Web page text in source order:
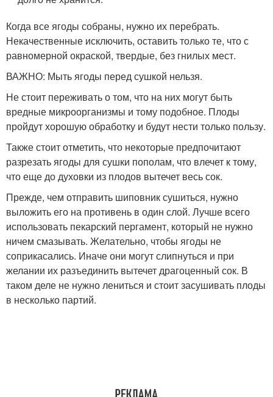
Когда все ягоды собраны, нужно их перебрать.
Некачественные исключить, оставить только те, что с
равномерной окраской, твердые, без гнилых мест.
ВАЖНО: Мыть ягоды перед сушкой нельзя.
Не стоит переживать о том, что на них могут быть
вредные микроорганизмы и тому подобное. Плоды
пройдут хорошую обработку и будут нести только пользу.
Также стоит отметить, что некоторые предпочитают
разрезать ягоды для сушки пополам, что влечет к тому,
что еще до духовки из плодов вытечет весь сок.
Прежде, чем отправить шиповник сушиться, нужно
выложить его на противень в один слой. Лучше всего
использовать пекарский пергамент, который не нужно
ничем смазывать. Желательно, чтобы ягоды не
соприкасались. Иначе они могут слипнуться и при
желании их разъединить вытечет драгоценный сок. В
таком деле не нужно лениться и стоит засушивать плоды
в несколько партий.